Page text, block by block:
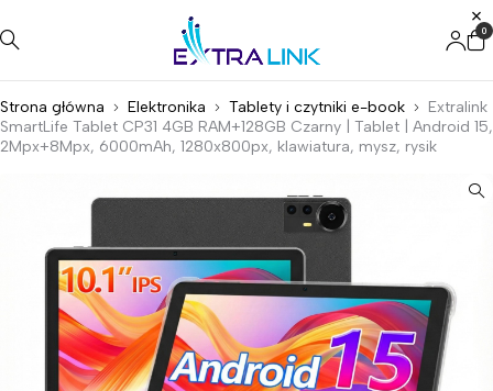
0
Strona główna Elektronika Tablety i czytniki e-book
Extralink
SmartLife Tablet CP31 4GB RAM+128GB Czarny | Tablet | Android 15,
2Mpx+8Mpx, 6000mAh, 1280x800px, klawiatura, mysz, rysik